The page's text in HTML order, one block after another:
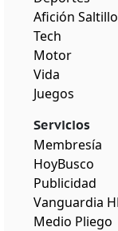
Afición Saltillo
Tech
Motor
Vida
Juegos
Servicios
Membresía
HoyBusco
Publicidad
Vanguardia
Medio Pliego